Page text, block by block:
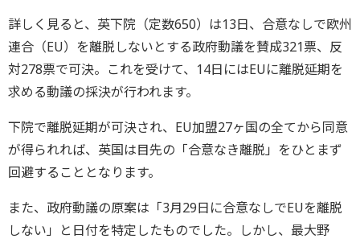
詳しく見ると、英下院（定数650）は13日、合意なしで欧州
連合（EU）を離脱しないとする政府動議を賛成321票、反
対278票で可決。これを受けて、14日にはEUに離脱延期を
求める動議の採決が行われます。
下院で離脱延期が可決され、EU加盟27ヶ国の全てから同意
が得られれば、英国は目先の「合意なき離脱」をひとまず
回避することとなります。
また、政府動議の原案は「3月29日に合意なしでEUを離脱
しない」と日付を特定したものでした。しかし、最大野